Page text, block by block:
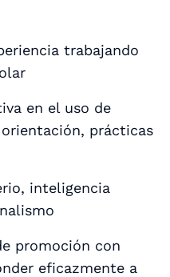
trabajando
en el uso de
prácticas
inteligencia
promoción con
eficazmente a